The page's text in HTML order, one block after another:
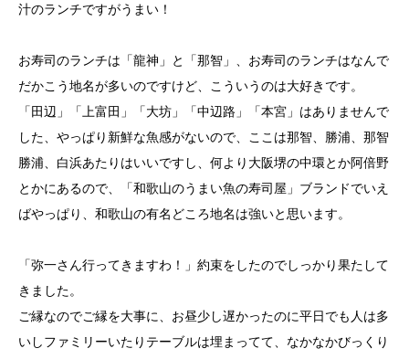
汁のランチですがうまい！
お寿司のランチは「龍神」と「那智」、お寿司のランチはなんで
だかこう地名が多いのですけど、こういうのは大好きです。
「田辺」「上富田」「大坊」「中辺路」「本宮」はありませんで
した、やっぱり新鮮な魚感がないので、ここは那智、勝浦、那智
勝浦、白浜あたりはいいですし、何より大阪堺の中環とか阿倍野
とかにあるので、「和歌山のうまい魚の寿司屋」ブランドでいえ
ばやっぱり、和歌山の有名どころ地名は強いと思います。
「弥一さん行ってきますわ！」約束をしたのでしっかり果たして
きました。
ご縁なのでご縁を大事に、お昼少し遅かったのに平日でも人は多
いしファミリーいたりテーブルは埋まってて、なかなかびっくり